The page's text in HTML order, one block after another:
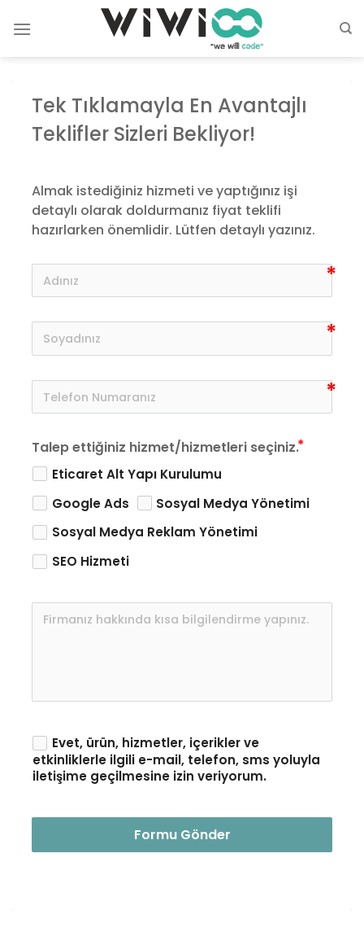
atla
Tek Tıklamayla En Avantajlı
Teklifler Sizleri Bekliyor!
Almak istediğiniz hizmeti ve yaptığınız işi
detaylı olarak doldurmanız fiyat teklifi
hazırlarken önemlidir. Lütfen detaylı yazınız.
Talep ettiğiniz hizmet/hizmetleri seçiniz.
Eticaret Alt Yapı Kurulumu
Google Ads
Sosyal Medya Yönetimi
Sosyal Medya Reklam Yönetimi
SEO Hizmeti
Evet, ürün, hizmetler, içerikler ve
etkinliklerle ilgili e-mail, telefon, sms yoluyla
iletişime geçilmesine izin veriyorum.
Formu Gönder